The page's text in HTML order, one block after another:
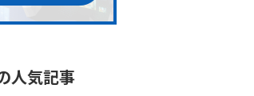
人気記事